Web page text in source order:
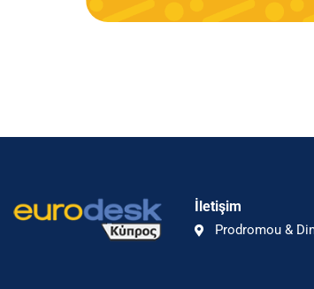
İletişim
Prodromou &